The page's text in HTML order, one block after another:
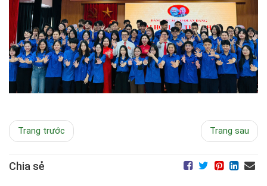
Trang trước Trang sau
Chia sẻ